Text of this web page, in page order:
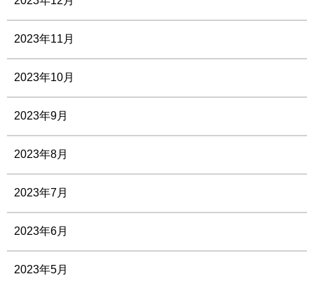
2023年11月
2023年10月
2023年9月
2023年8月
2023年7月
2023年6月
2023年5月